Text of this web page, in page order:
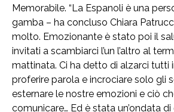
Memorabile. “La Espanoli è una
gamba – ha concluso Chiara
molto. Emozionante è stato poi il
invitati a scambiarci l’un l’altro al
mattinata. Ci ha detto di alzarci tutti
proferire parola e incrociare solo gli
esternare le nostre emozioni e ciò
comunicare… Ed è stata un’ondata